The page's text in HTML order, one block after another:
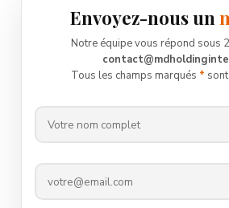
Envoyez-nous un
Notre équipe vous répond sous
Tous les champs marqués *